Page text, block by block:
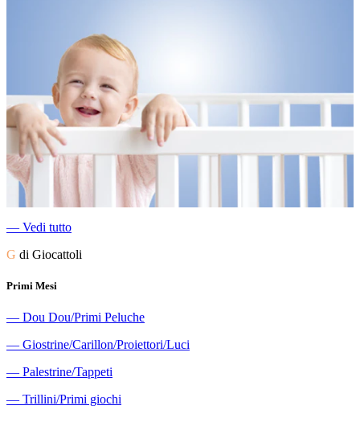
― Vedi tutto
G di Giocattoli
Primi Mesi
― Dou Dou/Primi Peluche
― Giostrine/Carillon/Proiettori/Luci
― Palestrine/Tappeti
― Trillini/Primi giochi